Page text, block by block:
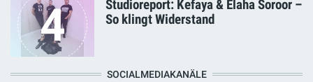
4
Studioreport: Kefaya & Elaha Soroor –
So klingt Widerstand
SOCIALMEDIAKANÄLE